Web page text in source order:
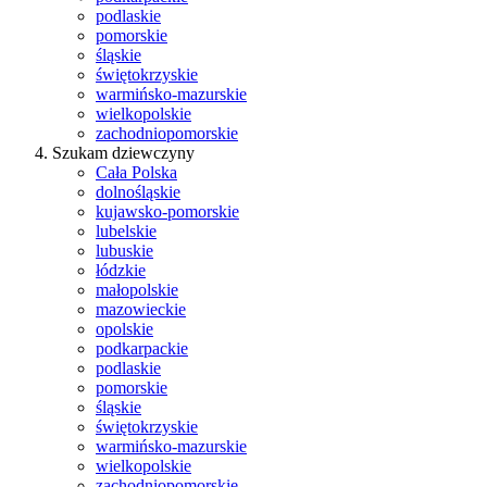
podlaskie
pomorskie
śląskie
świętokrzyskie
warmińsko-mazurskie
wielkopolskie
zachodniopomorskie
Szukam dziewczyny
Cała Polska
dolnośląskie
kujawsko-pomorskie
lubelskie
lubuskie
łódzkie
małopolskie
mazowieckie
opolskie
podkarpackie
podlaskie
pomorskie
śląskie
świętokrzyskie
warmińsko-mazurskie
wielkopolskie